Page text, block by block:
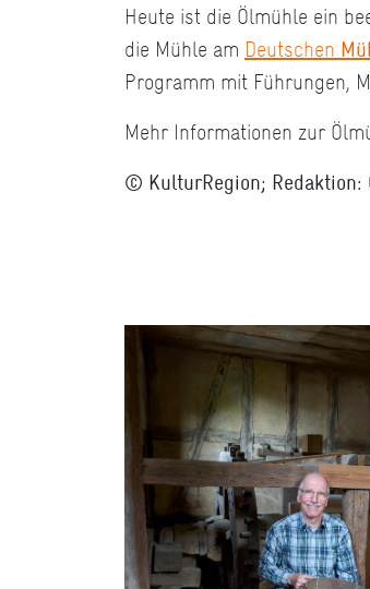
Heute ist die Ölmühle ein
die Mühle am Deutschen
Programm mit Führungen,
Mehr Informationen zur
© KulturRegion; Redaktion: